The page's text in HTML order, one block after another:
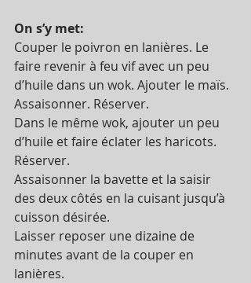
On s’y met:
Couper le poivron en lanières. Le
faire revenir à feu vif avec un peu
d’huile dans un wok. Ajouter le maïs.
Assaisonner. Réserver.
Dans le même wok, ajouter un peu
d’huile et faire éclater les haricots.
Réserver.
Assaisonner la bavette et la saisir
des deux côtés en la cuisant jusqu’à
cuisson désirée.
Laisser reposer une dizaine de
minutes avant de la couper en
lanières.